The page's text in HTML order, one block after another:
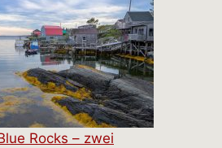
Rocks – zwei